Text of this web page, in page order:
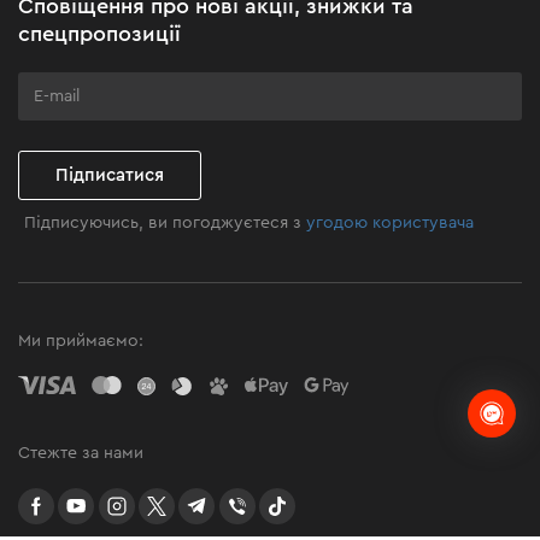
Клуб майстерності
Сповіщення про нові акції, знижки та
спецпропозиції
Підписатися
Підписуючись, ви погоджуєтеся зугодою користувача
Ми приймаємо:
Стежте за нами
facebookyoutubeinstagramtwittertelegram
Viber TikTok